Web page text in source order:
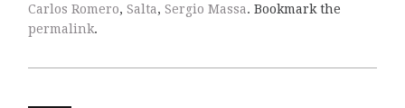
Carlos Romero, Salta, Sergio Massa. Bookmark the
permalink.